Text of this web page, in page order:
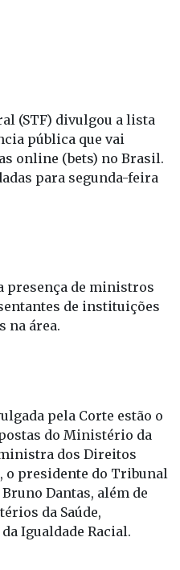
(STF) divulgou a lista
pública que vai
online (bets) no Brasil.
para segunda-feira
presença de ministros
de instituições
na área.
pela Corte estão o
do Ministério da
ministra dos Direitos
o presidente do Tribunal
Dantas, além de
da Saúde,
Igualdade Racial.